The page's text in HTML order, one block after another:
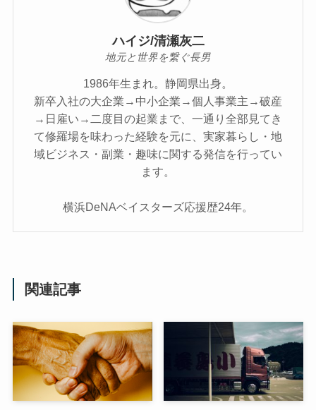
ハイジ/清瀬灰二
地元と世界を繋ぐ長男
1986年生まれ。静岡県出身。
新卒入社の大企業→中小企業→個人事業主→破産
→日雇い→二度目の起業まで、一通り全部見てき
て修羅場を味わった経験を元に、実家暮らし・地
域ビジネス・副業・趣味に関する発信を行ってい
ます。
横浜DeNAベイスターズ応援歴24年。
関連記事